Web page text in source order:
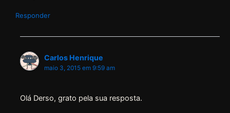
Responder
Carlos Henrique
maio 3, 2015 em 9:59 am
Olá Derso, grato pela sua resposta.